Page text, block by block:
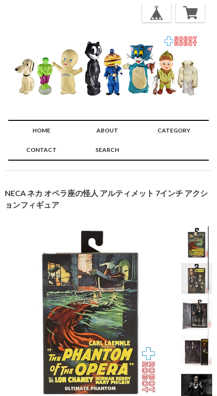
HOME ABOUT CATEGORY
CONTACT SEARCH
NECA ネカ オペラ座の怪人 アルティメット 7インチ アクシ
ョンフィギュア